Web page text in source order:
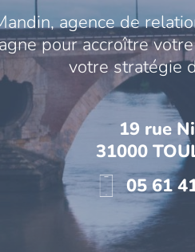
agence de
pour accroître
votre stratégie
19 rue
31000
05 61